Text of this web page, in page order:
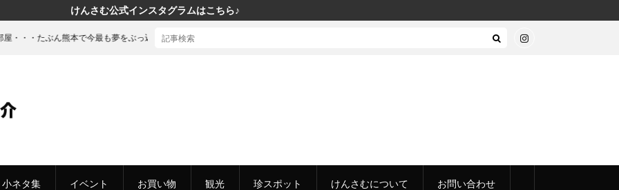
けんさむ公式インスタグラムはこちら♪
小ネタ集 イベント お買い物 観光 珍スポット けんさむについて お問い合わせ
最も夢をぶっ込んだ「建売」の家に行ってきた